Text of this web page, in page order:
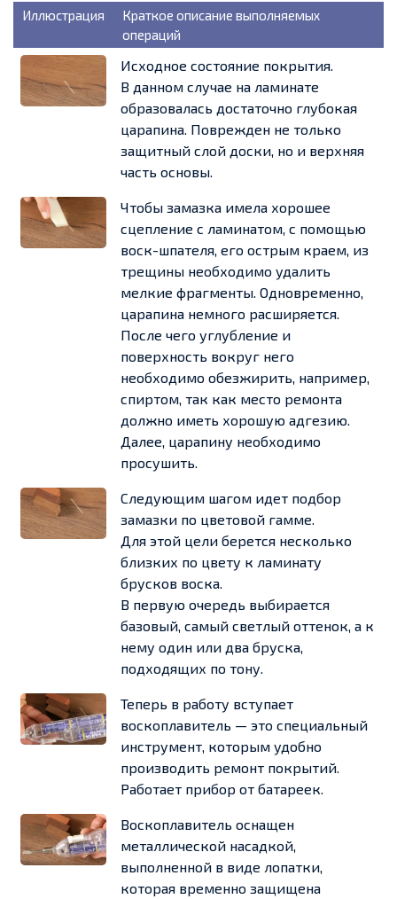
Иллюстрация
Краткое описание выполняемых
операций
Исходное состояние покрытия.
В данном случае на ламинате
образовалась достаточно глубокая
царапина. Поврежден не только
защитный слой доски, но и верхняя
часть основы.
Чтобы замазка имела хорошее
сцепление с ламинатом, с помощью
воск-шпателя, его острым краем, из
трещины необходимо удалить
мелкие фрагменты. Одновременно,
царапина немного расширяется.
После чего углубление и
поверхность вокруг него
необходимо обезжирить, например,
спиртом, так как место ремонта
должно иметь хорошую адгезию.
Далее, царапину необходимо
просушить.
Следующим шагом идет подбор
замазки по цветовой гамме.
Для этой цели берется несколько
близких по цвету к ламинату
брусков воска.
В первую очередь выбирается
базовый, самый светлый оттенок, а к
нему один или два бруска,
подходящих по тону.
Теперь в работу вступает
воскоплавитель — это специальный
инструмент, которым удобно
производить ремонт покрытий.
Работает прибор от батареек.
Воскоплавитель оснащен
металлической насадкой,
выполненной в виде лопатки,
которая временно защищена